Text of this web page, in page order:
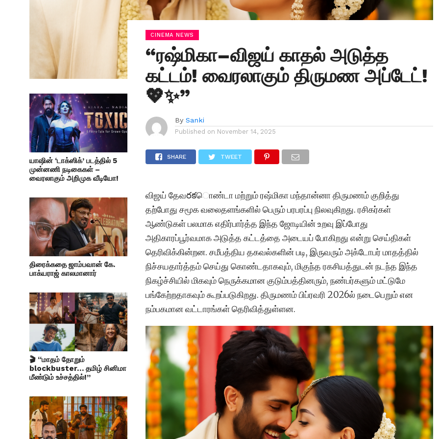
யாஷின் ‘டாக்ஸிக்’ படத்தில் 5
முன்னணி நடிகைகள் –
வைரலாகும் அறிமுக வீடியோ!
திரைக்கதை ஜாம்பவான் கே.
பாக்யராஜ் காலமானார்
🎬 “மாதம் தோறும்
blockbuster… தமிழ் சினிமா
மீண்டும் உச்சத்தில்!”
CINEMA NEWS
“ரஷ்மிகா–விஜய் காதல் அடுத்த
கட்டம்! வைரலாகும் திருமண அப்டேட்!
💖✨”
By Sanki
Published on November 14, 2025
SHARE TWEET
விஜய் தேவరకொண்டா மற்றும் ரஷ்மிகா மந்தான்னா திருமணம் குறித்து
தற்போது சமூக வலைதளங்களில் பெரும் பரபரப்பு நிலவுகிறது. ரசிகர்கள்
ஆண்டுகள் பலமாக எதிர்பார்த்த இந்த ஜோடியின் உறவு இப்போது
அதிகாரப்பூர்வமாக அடுத்த கட்டத்தை அடையப் போகிறது என்று செய்திகள்
தெரிவிக்கின்றன. சமீபத்திய தகவல்களின் படி, இருவரும் அக்டோபர் மாதத்தில்
நிச்சயதார்த்தம் செய்து கொண்டதாகவும், மிகுந்த ரகசியத்துடன் நடந்த இந்த
நிகழ்ச்சியில் மிகவும் நெருக்கமான குடும்பத்தினரும், நண்பர்களும் மட்டுமே
பங்கேற்றதாகவும் கூறப்படுகிறது. திருமணம் பிப்ரவரி 2026ல் நடைபெறும் என
நம்பகமான வட்டாரங்கள் தெரிவித்துள்ளன.